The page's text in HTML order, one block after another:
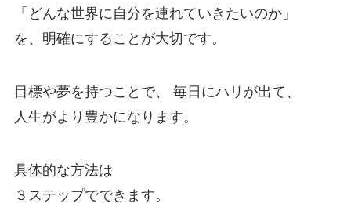
「どんな世界に自分を連れていきたいのか」
を、明確にすることが大切です。
目標や夢を持つことで、 毎日にハリが出て、
人生がより豊かになります。
具体的な方法は
３ステップでできます。